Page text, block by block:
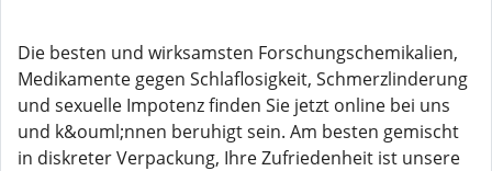
Die besten und wirksamsten Forschungschemikalien,
Medikamente gegen Schlaflosigkeit, Schmerzlinderung
und sexuelle Impotenz finden Sie jetzt online bei uns
und k&ouml;nnen beruhigt sein. Am besten gemischt
in diskreter Verpackung, Ihre Zufriedenheit ist unsere